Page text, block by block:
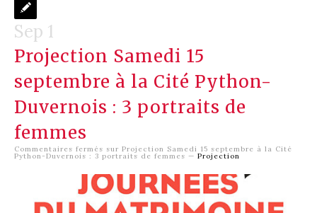
Sep 1
Projection Samedi 15
septembre à la Cité Python-
Duvernois : 3 portraits de
femmes
Commentaires fermés sur Projection Samedi 15 septembre à la Cité
Python-Duvernois : 3 portraits de femmes — Projection